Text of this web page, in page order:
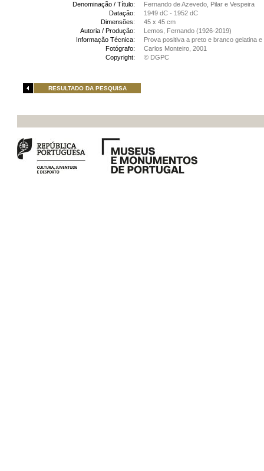
Denominação / Título:
Fernando de Azevedo, Pilar e Vespeira
Datação:
1949 dC - 1952 dC
Dimensões:
45 x 45 cm
Autoria / Produção:
Lemos, Fernando (1926-2019)
Informação Técnica:
Prova positiva a preto e branco gelatina
Fotógrafo:
Carlos Monteiro, 2001
Copyright:
© DGPC
RESULTADO DA PESQUISA